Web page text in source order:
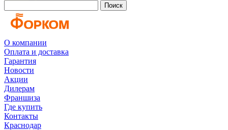
Поиск
О компании
Оплата и доставка
Гарантия
Новости
Акции
Дилерам
Франшиза
Где купить
Контакты
Краснодар